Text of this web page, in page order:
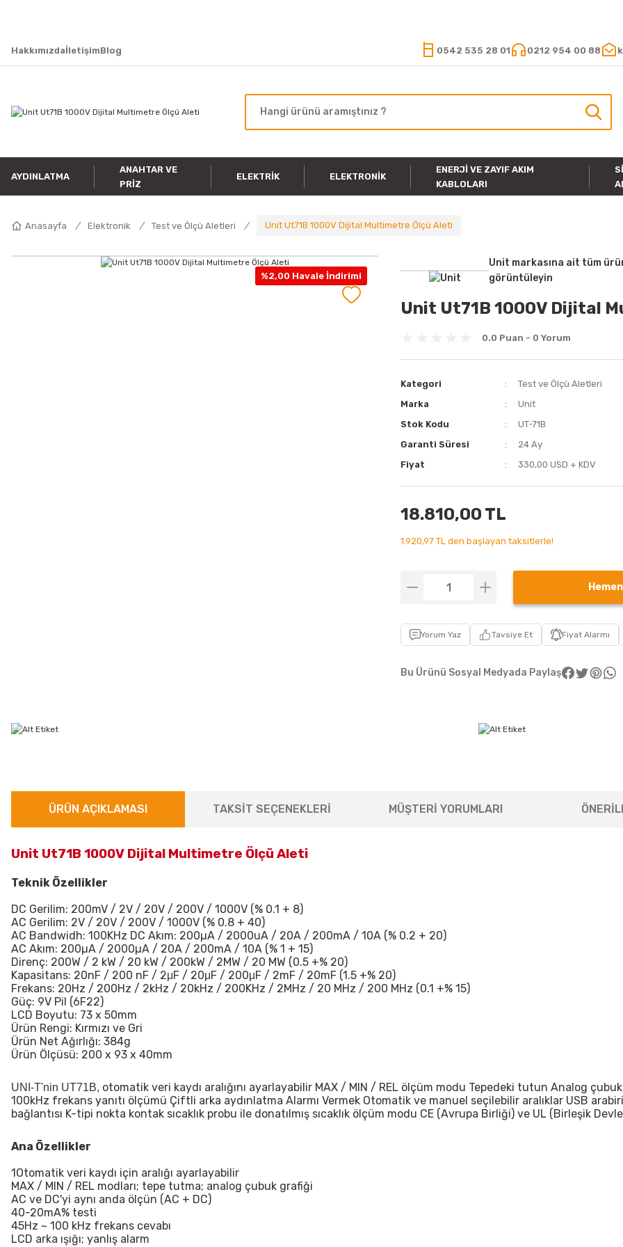
HakkımızdaİletişimBlog 0542 535 28 01 0212 954 00 88
AYDINLATMA
ANAHTAR VE
PRIZ
ELEKTRIK ELEKTRONIK
ENERJI VE ZAYIF AKIM
KABLOLARI
Anasayfa Elektronik Test ve Ölçü Aletleri Unit Ut71B 1000V Dijital Multimetre Ölçü Aleti
%2,00 Havale İndirimi
Unit markasına ait tüm
görüntüleyin
Unit Ut71B 1000V Dijital
0.0 Puan - 0 Yorum
Kategori
Test ve Ölçü Aletleri
Marka
Unit
Stok Kodu
UT-71B
Garanti Süresi
24 Ay
Fiyat
330,00 USD + KDV
18.810,00 TL
1.920,97 TL den başlayan taksitlerle!
Hemen
Yorum Yaz Tavsiye Et Fiyat Alarmı
Bu Ürünü Sosyal Medyada Paylaş
ÜRÜN AÇIKLAMASI TAKSİT SEÇENEKLERİ MÜŞTERİ YORUMLARI
Unit Ut71B 1000V Dijital Multimetre Ölçü Aleti
Teknik Özellikler
DC Gerilim: 200mV / 2V / 20V / 200V / 1000V (% 0.1 + 8)
AC Gerilim: 2V / 20V / 200V / 1000V (% 0.8 + 40)
AC Bandwidh: 100KHz DC Akım: 200µA / 2000uA / 20A / 200mA / 10A (% 0.2 + 20)
AC Akım: 200µA / 2000µA / 20A / 200mA / 10A (% 1 + 15)
Direnç: 200W / 2 kW / 20 kW / 200kW / 2MW / 20 MW (0.5 +% 20)
Kapasitans: 20nF / 200 nF / 2μF / 20μF / 200μF / 2mF / 20mF (1.5 +% 20)
Frekans: 20Hz / 200Hz / 2kHz / 20kHz / 200KHz / 2MHz / 20 MHz / 200 MHz (0.1 +% 15)
Güç: 9V Pil (6F22)
LCD Boyutu: 73 x 50mm
Ürün Rengi: Kırmızı ve Gri
Ürün Net Ağırlığı: 384g
Ürün Ölçüsü: 200 x 93 x 40mm
UNI-T'nin UT71B, otomatik veri kaydı aralığını ayarlayabilir MAX / MIN / REL ölçüm modu Tepedeki tutun Analog
100kHz frekans yanıtı ölçümü Çiftli arka aydınlatma Alarmı Vermek Otomatik ve manuel seçilebilir aralıklar USB
bağlantısı K-tipi nokta kontak sıcaklık probu ile donatılmış sıcaklık ölçüm modu CE (Avrupa Birliği) ve UL (Birleşik
Ana Özellikler
1Otomatik veri kaydı için aralığı ayarlayabilir
MAX / MIN / REL modları; tepe tutma; analog çubuk grafiği
AC ve DC'yi aynı anda ölçün (AC + DC)
40-20mA% testi
45Hz ~ 100 kHz frekans cevabı
LCD arka ışığı; yanlış alarm